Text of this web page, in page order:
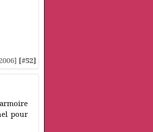
[#52]
pour